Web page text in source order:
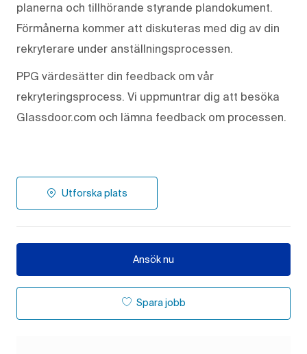
planerna och tillhörande styrande plandokument.
Förmånerna kommer att diskuteras med dig av din
rekryterare under anställningsprocessen.
PPG värdesätter din feedback om vår
rekryteringsprocess. Vi uppmuntrar dig att besöka
Glassdoor.com och lämna feedback om processen.
Utforska plats
Ansök nu
Spara jobb